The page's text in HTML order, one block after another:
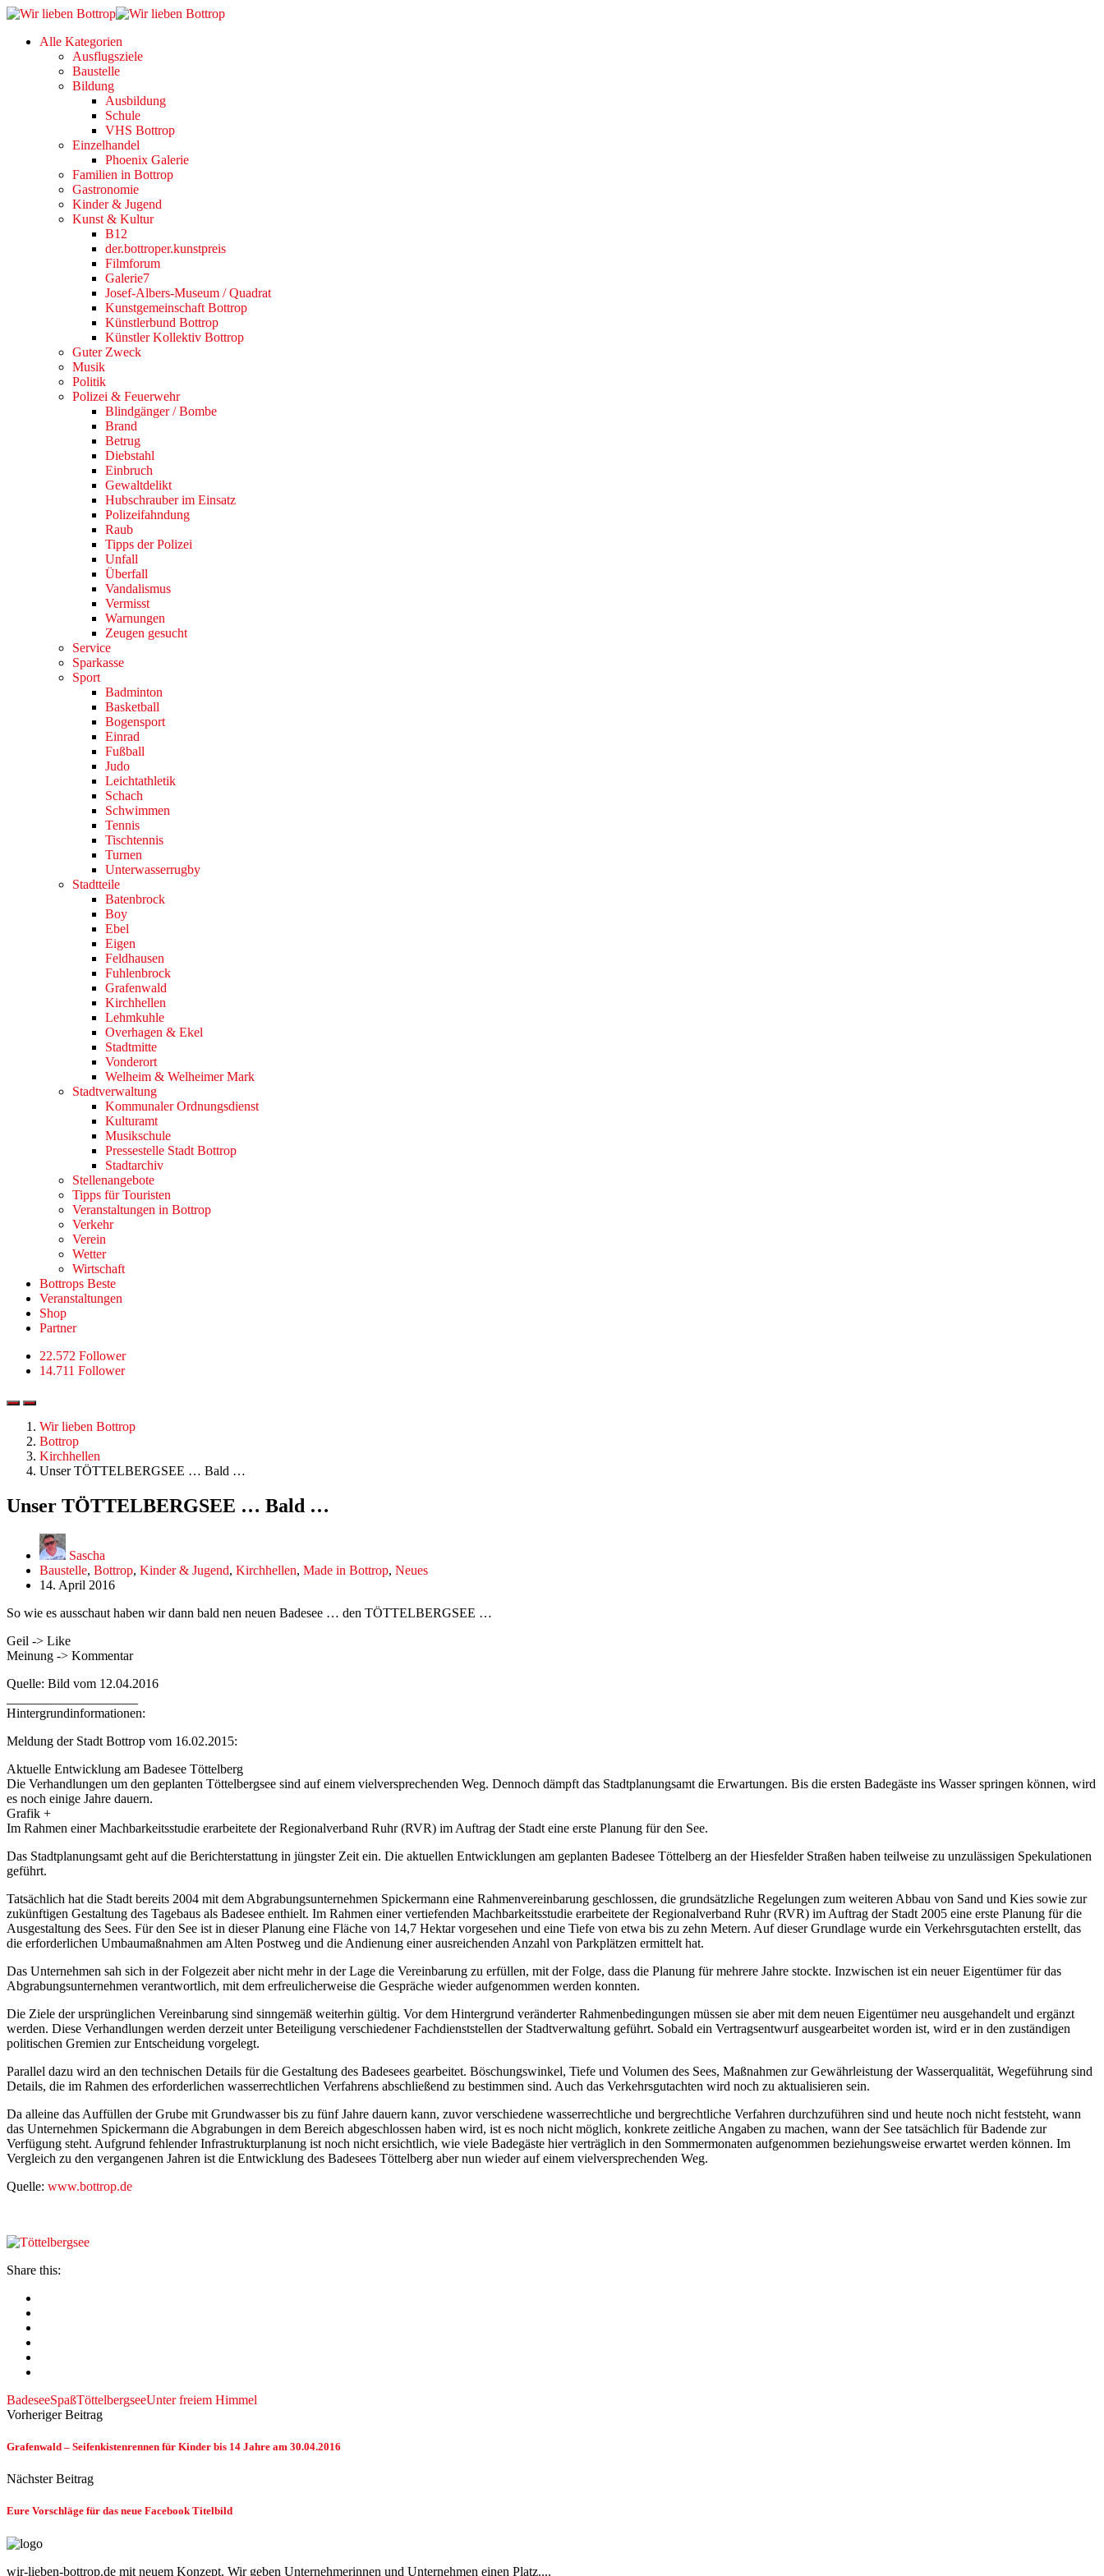
Alle Kategorien
Ausflugsziele
Baustelle
Bildung
Ausbildung
Schule
VHS Bottrop
Einzelhandel
Phoenix Galerie
Familien in Bottrop
Gastronomie
Kinder & Jugend
Kunst & Kultur
B12
der.bottroper.kunstpreis
Filmforum
Galerie7
Josef-Albers-Museum / Quadrat
Kunstgemeinschaft Bottrop
Künstlerbund Bottrop
Künstler Kollektiv Bottrop
Guter Zweck
Musik
Politik
Polizei & Feuerwehr
Blindgänger / Bombe
Brand
Betrug
Diebstahl
Einbruch
Gewaltdelikt
Hubschrauber im Einsatz
Polizeifahndung
Raub
Tipps der Polizei
Unfall
Überfall
Vandalismus
Vermisst
Warnungen
Zeugen gesucht
Service
Sparkasse
Sport
Badminton
Basketball
Bogensport
Einrad
Fußball
Judo
Leichtathletik
Schach
Schwimmen
Tennis
Tischtennis
Turnen
Unterwasserrugby
Stadtteile
Batenbrock
Boy
Ebel
Eigen
Feldhausen
Fuhlenbrock
Grafenwald
Kirchhellen
Lehmkuhle
Overhagen & Ekel
Stadtmitte
Vonderort
Welheim & Welheimer Mark
Stadtverwaltung
Kommunaler Ordnungsdienst
Kulturamt
Musikschule
Pressestelle Stadt Bottrop
Stadtarchiv
Stellenangebote
Tipps für Touristen
Veranstaltungen in Bottrop
Verkehr
Verein
Wetter
Wirtschaft
Bottrops Beste
Veranstaltungen
Shop
Partner
22.572 Follower
14.711 Follower
Wir lieben Bottrop
Bottrop
Kirchhellen
Unser TÖTTELBERGSEE … Bald …
Unser TÖTTELBERGSEE … Bald …
Sascha
Baustelle, Bottrop, Kinder & Jugend, Kirchhellen, Made in Bottrop, Neues
14. April 2016
So wie es ausschaut haben wir dann bald nen neuen Badesee … den TÖTTELBERGSEE …
Geil -> Like
Meinung -> Kommentar
Quelle: Bild vom 12.04.2016
Hintergrundinformationen:
Meldung der Stadt Bottrop vom 16.02.2015:
Aktuelle Entwicklung am Badesee Töttelberg
Die Verhandlungen um den geplanten Töttelbergsee sind auf einem vielversprechenden Weg. Dennoch dämpft das Stadtplanungsamt die Erwartungen. Bis die ersten Badegäste ins Wasser springen können, wird
es noch einige Jahre dauern.
Grafik +
Im Rahmen einer Machbarkeitsstudie erarbeitete der Regionalverband Ruhr (RVR) im Auftrag der Stadt eine erste Planung für den See.
Das Stadtplanungsamt geht auf die Berichterstattung in jüngster Zeit ein. Die aktuellen Entwicklungen am geplanten Badesee Töttelberg an der Hiesfelder Straßen haben teilweise zu unzulässigen Spekulationen
geführt.
Tatsächlich hat die Stadt bereits 2004 mit dem Abgrabungsunternehmen Spickermann eine Rahmenvereinbarung geschlossen, die grundsätzliche Regelungen zum weiteren Abbau von Sand und Kies sowie zur
zukünftigen Gestaltung des Tagebaus als Badesee enthielt. Im Rahmen einer vertiefenden Machbarkeitsstudie erarbeitete der Regionalverband Ruhr (RVR) im Auftrag der Stadt 2005 eine erste Planung für die
Ausgestaltung des Sees. Für den See ist in dieser Planung eine Fläche von 14,7 Hektar vorgesehen und eine Tiefe von etwa bis zu zehn Metern. Auf dieser Grundlage wurde ein Verkehrsgutachten erstellt, das
die erforderlichen Umbaumaßnahmen am Alten Postweg und die Andienung einer ausreichenden Anzahl von Parkplätzen ermittelt hat.
Das Unternehmen sah sich in der Folgezeit aber nicht mehr in der Lage die Vereinbarung zu erfüllen, mit der Folge, dass die Planung für mehrere Jahre stockte. Inzwischen ist ein neuer Eigentümer für das
Abgrabungsunternehmen verantwortlich, mit dem erfreulicherweise die Gespräche wieder aufgenommen werden konnten.
Die Ziele der ursprünglichen Vereinbarung sind sinngemäß weiterhin gültig. Vor dem Hintergrund veränderter Rahmenbedingungen müssen sie aber mit dem neuen Eigentümer neu ausgehandelt und ergänzt
werden. Diese Verhandlungen werden derzeit unter Beteiligung verschiedener Fachdienststellen der Stadtverwaltung geführt. Sobald ein Vertragsentwurf ausgearbeitet worden ist, wird er in den zuständigen
politischen Gremien zur Entscheidung vorgelegt.
Parallel dazu wird an den technischen Details für die Gestaltung des Badesees gearbeitet. Böschungswinkel, Tiefe und Volumen des Sees, Maßnahmen zur Gewährleistung der Wasserqualität, Wegeführung sind
Details, die im Rahmen des erforderlichen wasserrechtlichen Verfahrens abschließend zu bestimmen sind. Auch das Verkehrsgutachten wird noch zu aktualisieren sein.
Da alleine das Auffüllen der Grube mit Grundwasser bis zu fünf Jahre dauern kann, zuvor verschiedene wasserrechtliche und bergrechtliche Verfahren durchzuführen sind und heute noch nicht feststeht, wann
das Unternehmen Spickermann die Abgrabungen in dem Bereich abgeschlossen haben wird, ist es noch nicht möglich, konkrete zeitliche Angaben zu machen, wann der See tatsächlich für Badende zur
Verfügung steht. Aufgrund fehlender Infrastrukturplanung ist noch nicht ersichtlich, wie viele Badegäste hier verträglich in den Sommermonaten aufgenommen beziehungsweise erwartet werden können. Im
Vergleich zu den vergangenen Jahren ist die Entwicklung des Badesees Töttelberg aber nun wieder auf einem vielversprechenden Weg.
Quelle: www.bottrop.de
Share this:
BadeseeSpaßTöttelbergseeUnter freiem Himmel
Vorheriger Beitrag
Grafenwald – Seifenkistenrennen für Kinder bis 14 Jahre am 30.04.2016
Nächster Beitrag
Eure Vorschläge für das neue Facebook Titelbild
wir-lieben-bottrop.de mit neuem Konzept. Wir geben Unternehmerinnen und Unternehmen einen Platz....